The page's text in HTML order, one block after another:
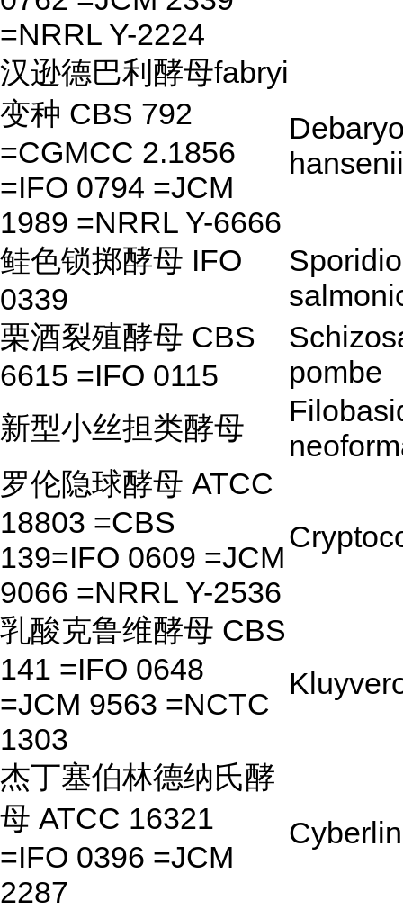
=NRRL Y-2224
汉逊德巴利酵母fabryi
变种 CBS 792
=CGMCC 2.1856
=IFO 0794 =JCM
1989 =NRRL Y-6666
鲑色锁掷酵母 IFO
0339
栗酒裂殖酵母 CBS
6615 =IFO 0115
pombe
新型小丝担类酵母
罗伦隐球酵母 ATCC
18803 =CBS
139=IFO 0609 =JCM
9066 =NRRL Y-2536
乳酸克鲁维酵母 CBS
141 =IFO 0648
=JCM 9563 =NCTC
1303
杰丁塞伯林德纳氏酵
母 ATCC 16321
=IFO 0396 =JCM
2287